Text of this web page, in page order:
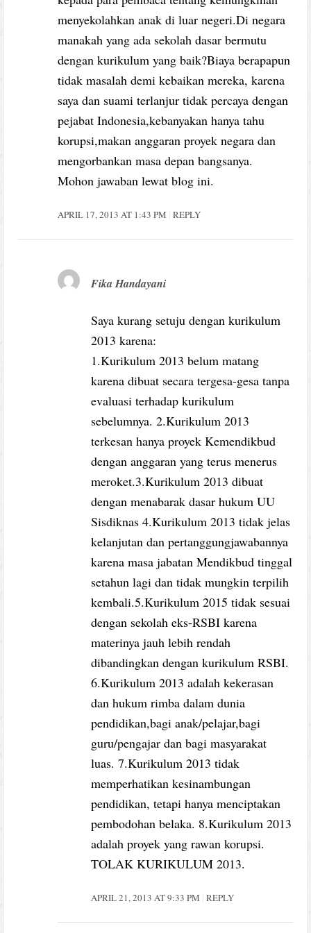
menyekolahkan anak di luar negeri.Di negara
manakah yang ada sekolah dasar bermutu
dengan kurikulum yang baik?Biaya berapapun
tidak masalah demi kebaikan mereka, karena
saya dan suami terlanjur tidak percaya dengan
pejabat Indonesia,kebanyakan hanya tahu
korupsi,makan anggaran proyek negara dan
mengorbankan masa depan bangsanya.
Mohon jawaban lewat blog ini.
APRIL 17, 2013 AT 1:43 PM REPLY
Fika Handayani
Saya kurang setuju dengan kurikulum
2013 karena:
1.Kurikulum 2013 belum matang
karena dibuat secara tergesa-gesa tanpa
evaluasi terhadap kurikulum
sebelumnya. 2.Kurikulum 2013
terkesan hanya proyek Kemendikbud
dengan anggaran yang terus menerus
meroket.3.Kurikulum 2013 dibuat
dengan menabarak dasar hukum UU
Sisdiknas 4.Kurikulum 2013 tidak jelas
kelanjutan dan pertanggungjawabannya
karena masa jabatan Mendikbud tinggal
setahun lagi dan tidak mungkin terpilih
kembali.5.Kurikulum 2015 tidak sesuai
dengan sekolah eks-RSBI karena
materinya jauh lebih rendah
dibandingkan dengan kurikulum RSBI.
6.Kurikulum 2013 adalah kekerasan
dan hukum rimba dalam dunia
pendidikan,bagi anak/pelajar,bagi
guru/pengajar dan bagi masyarakat
luas. 7.Kurikulum 2013 tidak
memperhatikan kesinambungan
pendidikan, tetapi hanya menciptakan
pembodohan belaka. 8.Kurikulum 2013
adalah proyek yang rawan korupsi.
TOLAK KURIKULUM 2013.
APRIL 21, 2013 AT 9:33 PM REPLY